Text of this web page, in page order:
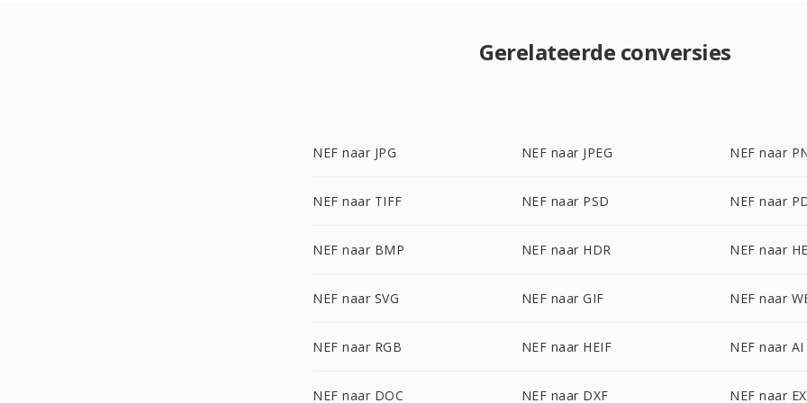
Gerelateerde conversies
NEF naar JPG NEF naar JPEG NEF naar
NEF naar TIFF NEF naar PSD NEF naar
NEF naar BMP NEF naar HDR NEF naar
NEF naar SVG NEF naar GIF NEF naar
NEF naar RGB NEF naar HEIF NEF naar AI
NEF naar DOC NEF naar DXF NEF naar